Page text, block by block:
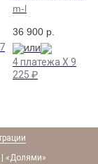
7
m-l
36 900 р.
или
4 платежа X 9
225 ₽
| «Долями»